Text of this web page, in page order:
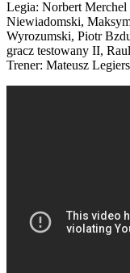
Legia: Norbert
Niewiadomski,
Wyrozumski, Piotr
gracz testowany II,
Trener: Mateusz